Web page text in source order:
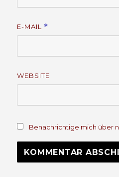
E-MAIL *
WEBSITE
Benachrichtige mich über